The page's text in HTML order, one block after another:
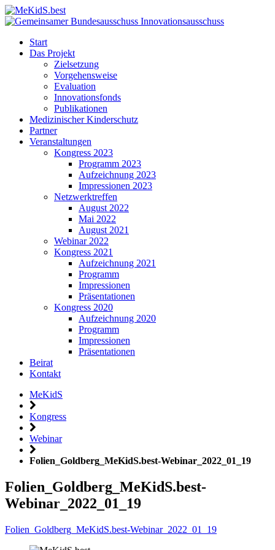
Start
Das Projekt
Zielsetzung
Vorgehensweise
Evaluation
Innovationsfonds
Publikationen
Medizinischer Kinderschutz
Partner
Veranstaltungen
Kongress 2023
Programm 2023
Aufzeichnung 2023
Impressionen 2023
Netzwerktreffen
August 2022
Mai 2022
August 2021
Webinar 2022
Kongress 2021
Aufzeichnung 2021
Programm
Impressionen
Präsentationen
Kongress 2020
Aufzeichnung 2020
Programm
Impressionen
Präsentationen
Beirat
Kontakt
MeKidS
Kongress
Webinar
Folien_Goldberg_MeKidS.best-Webinar_2022_01_19
Folien_Goldberg_MeKidS.best-
Webinar_2022_01_19
Folien_Goldberg_MeKidS.best-Webinar_2022_01_19